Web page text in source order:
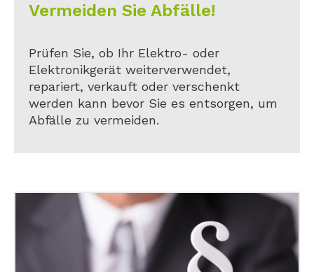
Vermeiden Sie Abfälle!
Prüfen Sie, ob Ihr Elektro- oder
Elektronikgerät weiterverwendet,
repariert, verkauft oder verschenkt
werden kann bevor Sie es entsorgen, um
Abfälle zu vermeiden.